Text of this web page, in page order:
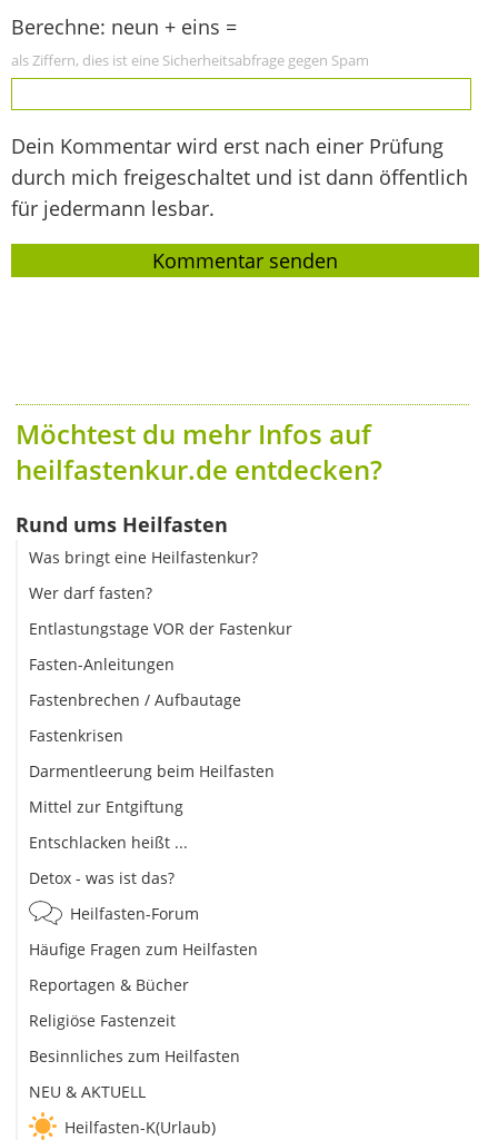
Berechne: neun + eins =
als Ziffern, dies ist eine Sicherheitsabfrage gegen Spam
Dein Kommentar wird erst nach einer Prüfung
durch mich freigeschaltet und ist dann öffentlich
für jedermann lesbar.
Möchtest du mehr Infos auf
heilfastenkur.de entdecken?
Rund ums Heilfasten
Was bringt eine Heilfastenkur?
Wer darf fasten?
Entlastungstage VOR der Fastenkur
Fasten-Anleitungen
Fastenbrechen / Aufbautage
Fastenkrisen
Darmentleerung beim Heilfasten
Mittel zur Entgiftung
Entschlacken heißt ...
Detox - was ist das?
Heilfasten-Forum
Häufige Fragen zum Heilfasten
Reportagen & Bücher
Religiöse Fastenzeit
Besinnliches zum Heilfasten
NEU & AKTUELL
Heilfasten-K(Urlaub)